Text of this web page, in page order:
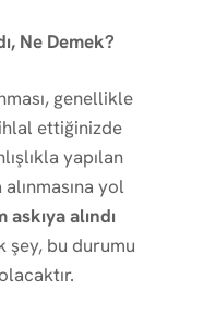
Ne Demek?
genellikle
ettiğinizde
yapılan
yol
alındı
şey, bu durumu